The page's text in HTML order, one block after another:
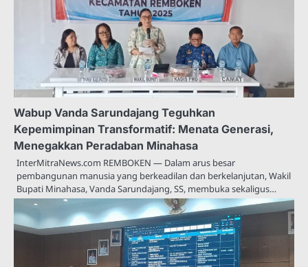
Wabup Vanda Sarundajang Teguhkan
Kepemimpinan Transformatif: Menata Generasi,
Menegakkan Peradaban Minahasa
InterMitraNews.com REMBOKEN — Dalam arus besar
pembangunan manusia yang berkeadilan dan berkelanjutan, Wakil
Bupati Minahasa, Vanda Sarundajang, SS, membuka sekaligus…